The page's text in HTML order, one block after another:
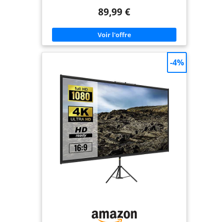
d'affichage spacieuse pour une immersion totale
Qualité: Fabriqué en tissu de cinéma blanc et en
métal, cet écran offre une qualité d'image
exceptionnelle et une durabilité à long terme.
Facilité d'Utilisation: Le moteur électrique permet
par minute, et la télécommande sans fil avec une
portée de 30m offre un contrôle pratique.
Polyvalent: Conçu pour les formats 4:3, cet écran
de projection est idéal pour les home cinémas et
les environnements professionnels.
89,99 €
-4%